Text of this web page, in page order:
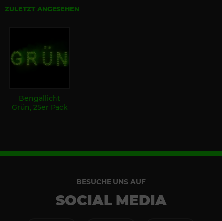
ZULETZT ANGESEHEN
Bengallicht
Grün, 25er Pack
BESUCHE UNS AUF
SOCIAL MEDIA